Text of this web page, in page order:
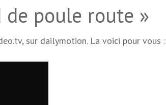
poule route »
sur dailymotion. La voici pour vous :